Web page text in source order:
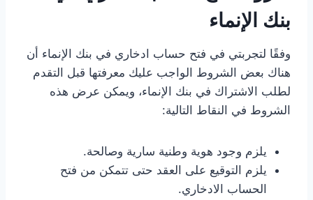
بنك الإنماء
وفقًا لتجربتي في فتح حساب ادخاري في بنك الإنماء أن
هناك بعض الشروط الواجب عليك معرفتها قبل التقدم
لطلب الاشتراك في بنك الإنماء، ويمكن عرض هذه
الشروط في النقاط التالية:
يلزم وجود هوية وطنية سارية وصالحة.
يلزم التوقيع على العقد حتى تتمكن من فتح
الحساب الادخاري.